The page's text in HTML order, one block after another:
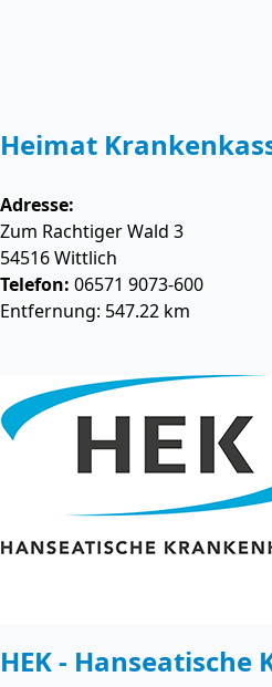
Heimat
Adresse:
Zum Rachtiger Wald 3
54516Wittlich
Telefon: 06571 9073-600
Entfernung: 547.22 km
HEK - Hanseatische